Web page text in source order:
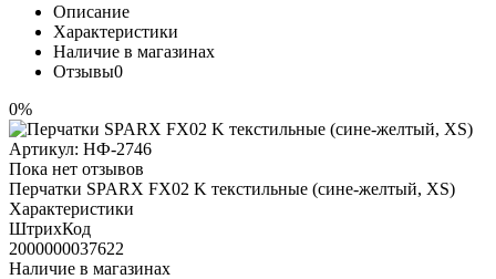
Описание
Характеристики
Наличие в магазинах
Отзывы0
0%
Артикул: НФ-2746
Пока нет отзывов
Перчатки SPARX FX02 K текстильные (сине-желтый, XS)
Характеристики
ШтрихКод
2000000037622
Наличие в магазинах